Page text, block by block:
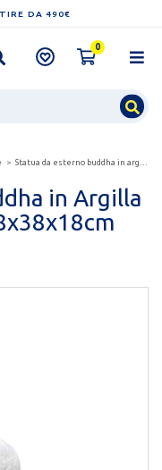
DA 490€
0
Statua da esterno buddha in argilla fibrosa simil pietra...
in Argilla